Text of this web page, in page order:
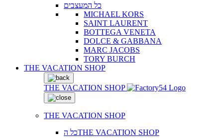
כל המעצבים
MICHAEL KORS
SAINT LAURENT
BOTTEGA VENETA
DOLCE & GABBANA
MARC JACOBS
TORY BURCH
THE VACATION SHOP
THE VACATION SHOP
THE VACATION SHOP
כל הTHE VACATION SHOP